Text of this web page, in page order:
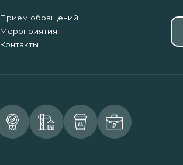
Прием обращений
Мероприятия
Контакты